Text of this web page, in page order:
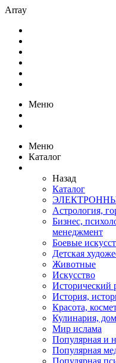
Array
Меню
Меню
Каталог
Назад
Каталог
Астрология,
Бизнес,
менеджмент
Боевые
Детская
Животные
Искусство
Исторический
История,
Красота,
Кулинария,
Мир ислама
Популярная и
Популярная
Популярная